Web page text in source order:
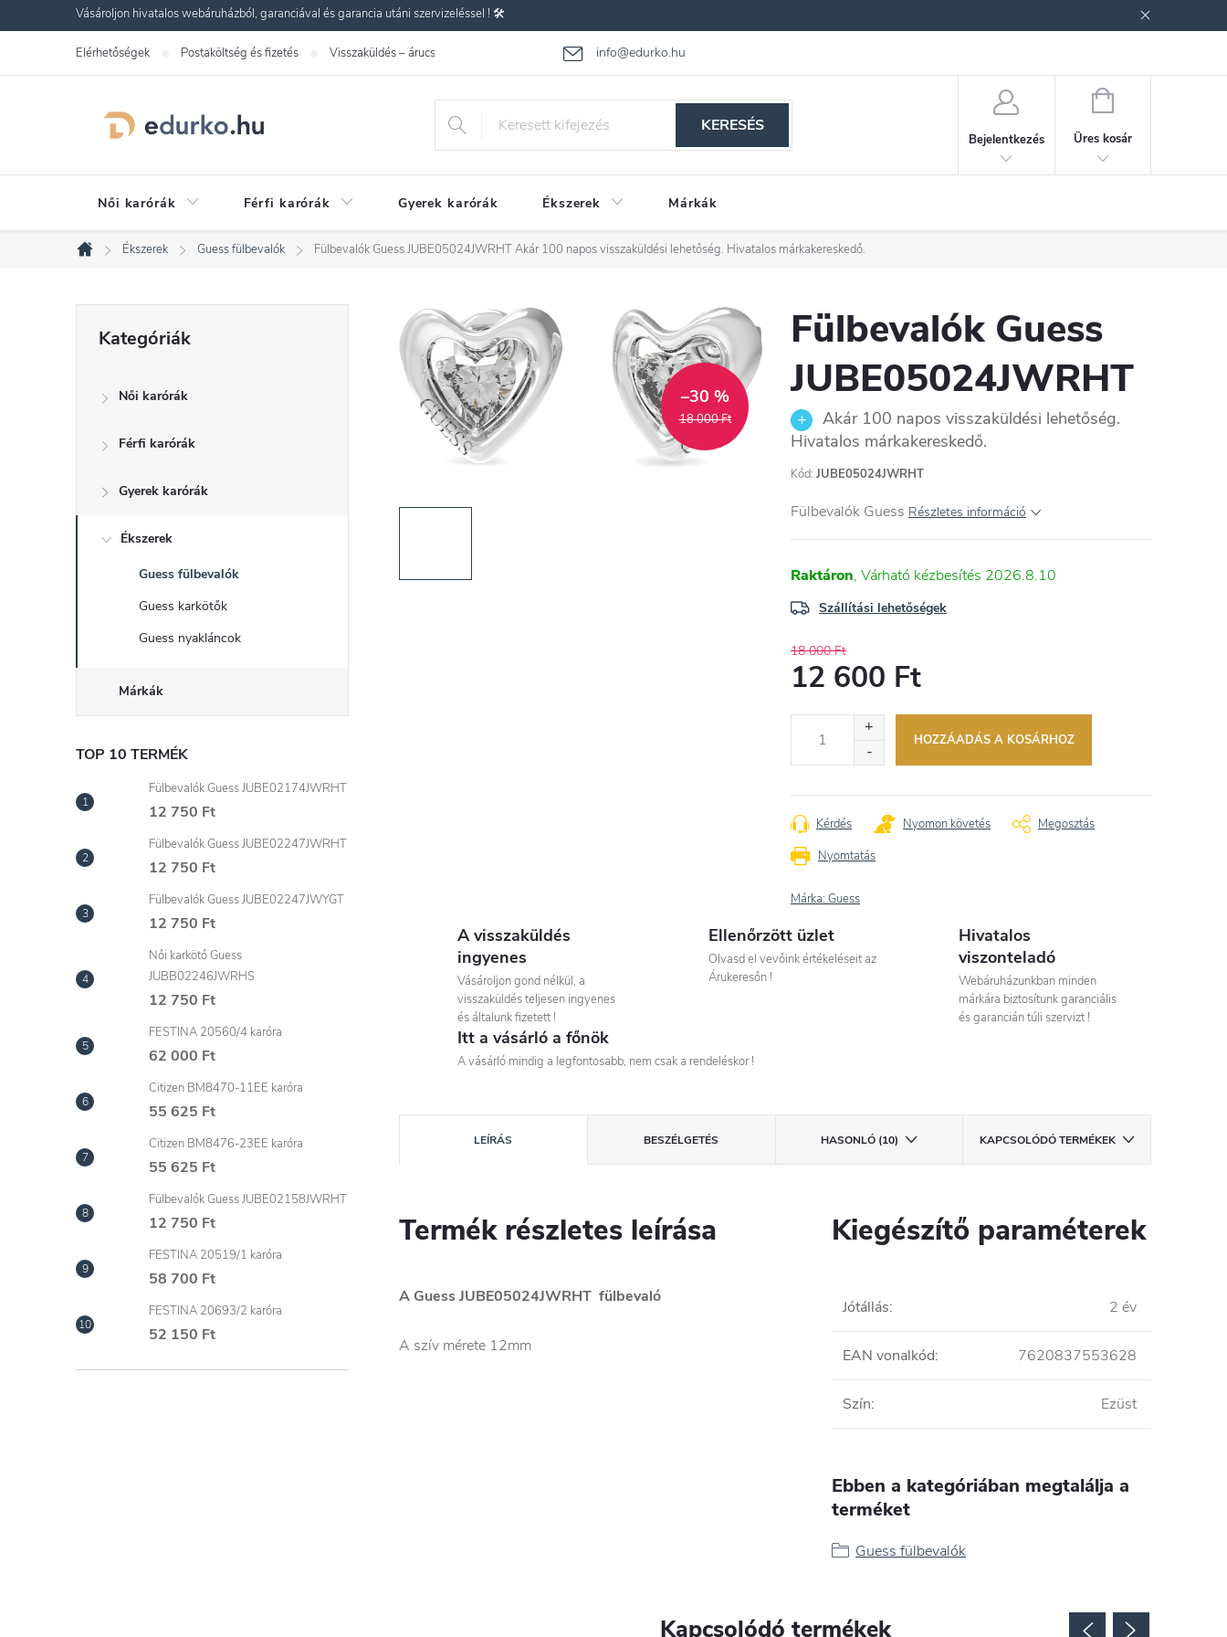
a
Vásároljon hivatalos webáruházból, garanciával és garancia utáni szervizeléssel ! 🛠️
info@edurko.hu
Elérhetőségek Postaköltség és fizetés Visszaküldés – árucsere Gyakran ismételt kérdések
KERESÉS
Bejelentkezés
KOSÁR
Üres kosár
Női karórák Férfi karórák Gyerek karórák Ékszerek Márkák
Kezdőlap
Ékszerek Guess fülbevalók Fülbevalók Guess JUBE05024JWRHTAkár 100 napos visszaküldési lehetőség. Hivatalos márkakereskedő.
O
l
n
e
l
átugrása
Kategóriák
Női karórák
Férfi karórák
Gyerek karórák
Ékszerek
Guess fülbevalók
Guess karkötők
Guess nyakláncok
Márkák
TOP 10 TERMÉK
Fülbevalók Guess JUBE02174JWRHT
12 750 Ft
Fülbevalók Guess JUBE02247JWRHT
12 750 Ft
Fülbevalók Guess JUBE02247JWYGT
12 750 Ft
Női karkötő Guess
JUBB02246JWRHS
12 750 Ft
FESTINA 20560/4 karóra
62 000 Ft
Citizen BM8470-11EE karóra
55 625 Ft
Citizen BM8476-23EE karóra
55 625 Ft
Fülbevalók Guess JUBE02158JWRHT
12 750 Ft
FESTINA 20519/1 karóra
58 700 Ft
FESTINA 20693/2 karóra
52 150 Ft
18 000 Ft
–30 %
Fülbevalók Guess
JUBE05024JWRHT
Akár 100 napos visszaküldési lehetőség.
Hivatalos márkakereskedő.
Kód: JUBE05024JWRHT
Fülbevalók Guess Részletes információ
Raktáron 2026.8.10
Szállítási lehetőségek
18 000 Ft
12 600 Ft
HOZZÁADÁS A KOSÁRHOZ
Nyomtatás
Kérdés Nyomon követés Megosztás
Márka: Guess
A visszaküldés
ingyenes
Vásároljon gond nélkül, a
visszaküldés teljesen ingyenes
és általunk fizetett !
Ellenőrzött üzlet
Olvasd el vevőink értékeléseit az
Árukeresőn !
Hivatalos
viszonteladó
Webáruházunkban minden
márkára biztosítunk garanciális
és garancián túli szervizt !
Itt a vásárló a főnök
A vásárló mindig a legfontosabb, nem csak a rendeléskor !
LEÍRÁS BESZÉLGETÉS HASONLÓ (10) KAPCSOLÓDÓ TERMÉKEK
Termék részletes leírása
A Guess JUBE05024JWRHT fülbevaló
A szív mérete 12mm
Kiegészítő paraméterek
Jótállás: 2 év
EAN vonalkód: 7620837553628
Szín: Ezüst
Ebben a kategóriában megtalálja a
terméket
Guess fülbevalók
Kapcsolódó termékek